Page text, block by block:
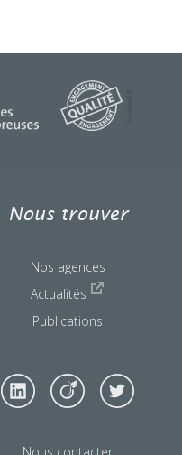
Nous trouver
Nos agences
Actualités
Publications